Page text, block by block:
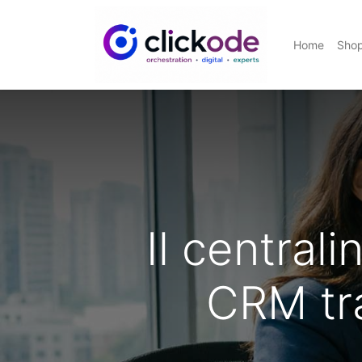
Home
Il
CRM